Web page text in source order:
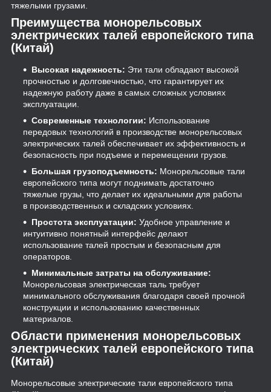
тяжелыми грузами.
Преимущества монорельсовых
электрических талей европейского типа
(Китай)
Высокая надежность: Эти тали обладают высокой
прочностью и долговечностью, что гарантирует их
надежную работу даже в самых сложных условиях
эксплуатации.
Современные технологии: Использование
передовых технологий в производстве монорельсовых
электрических талей обеспечивает их эффективность и
безопасность при подъеме и перемещении грузов.
Большая грузоподъемность: Монорельсовые тали
европейского типа могут поднимать достаточно
тяжелые грузы, что делает их идеальными для работы
в производственных и складских условиях.
Простота эксплуатации: Удобное управление и
интуитивно понятный интерфейс делают
использование талей простым и безопасным для
операторов.
Минимальные затраты на обслуживание:
Монорельсовая электрическая таль требует
минимального обслуживания благодаря своей прочной
конструкции и использованию качественных
материалов.
Области применения монорельсовых
электрических талей европейского типа
(Китай)
Монорельсовые электрические тали европейского типа